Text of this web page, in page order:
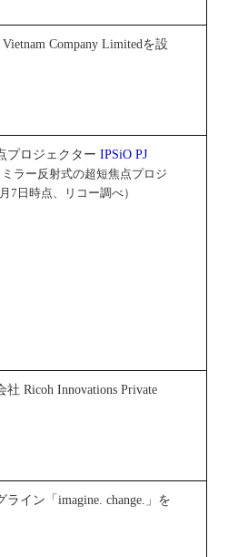
ージング株式会社は、この年10月1
レンズ群等をラインアップし、コ
やサービスを強化しました。その
を「リコーイメージング株式会
っています。
社」
Company Limitedを設
プロジェクター IPSiO PJ
ミラー反射式の超短焦点プロジ
7日時点、リコー調べ）
Ricoh Innovations Private
イン「imagine. change.」を